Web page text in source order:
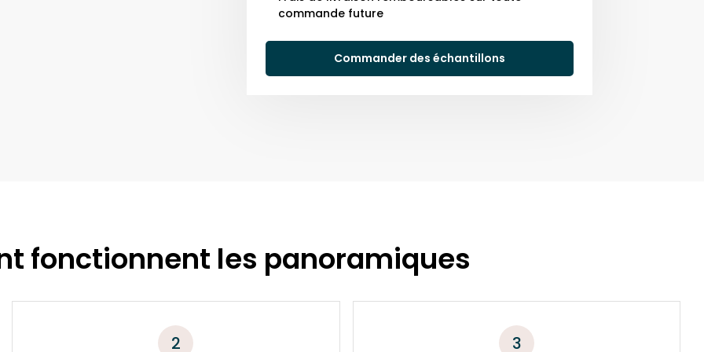
commande future
Commander des échantillons
fonctionnent les panoramiques
2 3